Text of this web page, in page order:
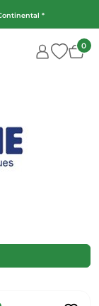
superiores a
0